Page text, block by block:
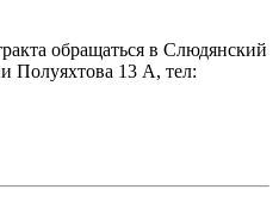
обращаться в Слюдянский
Полуяхтова 13 А, тел: